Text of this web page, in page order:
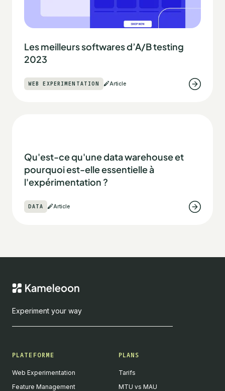
Les meilleurs softwares d’A/B testing
2023
WEB EXPERIMENTATION Article
Qu'est-ce qu'une data warehouse et
pourquoi est-elle essentielle à
l'expérimentation ?
DATA Article
Experiment your way
PLATEFORME
Web Experimentation
Feature Management
PLANS
Tarifs
MTU vs MAU